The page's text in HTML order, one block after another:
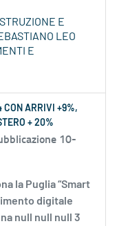
E
LEO
E
CON ARRIVI +9%,
+ 20%
10-
la Puglia “Smart
digitale
null null null 3